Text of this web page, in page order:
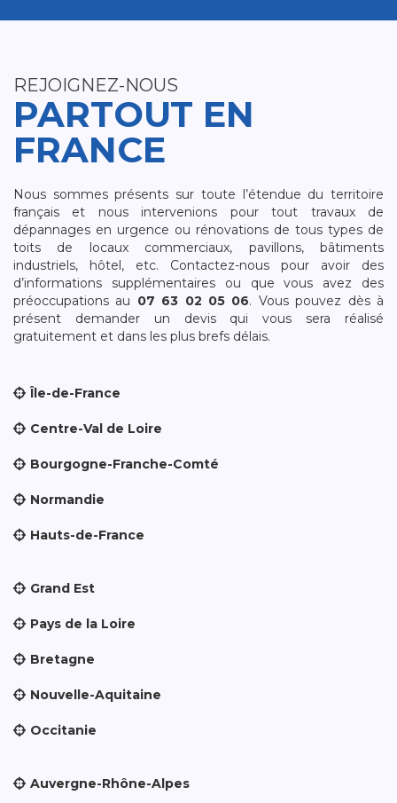
REJOIGNEZ-NOUS
PARTOUT EN
FRANCE
Nous sommes présents sur toute l’étendue du territoire
français et nous intervenions pour tout travaux de
dépannages en urgence ou rénovations de tous types de
toits de locaux commerciaux, pavillons, bâtiments
industriels, hôtel, etc. Contactez-nous pour avoir des
d’informations supplémentaires ou que vous avez des
préoccupations au 07 63 02 05 06. Vous pouvez dès à
présent demander un devis qui vous sera réalisé
gratuitement et dans les plus brefs délais.
Île-de-France
Centre-Val de Loire
Bourgogne-Franche-Comté
Normandie
Hauts-de-France
Grand Est
Pays de la Loire
Bretagne
Nouvelle-Aquitaine
Occitanie
Auvergne-Rhône-Alpes